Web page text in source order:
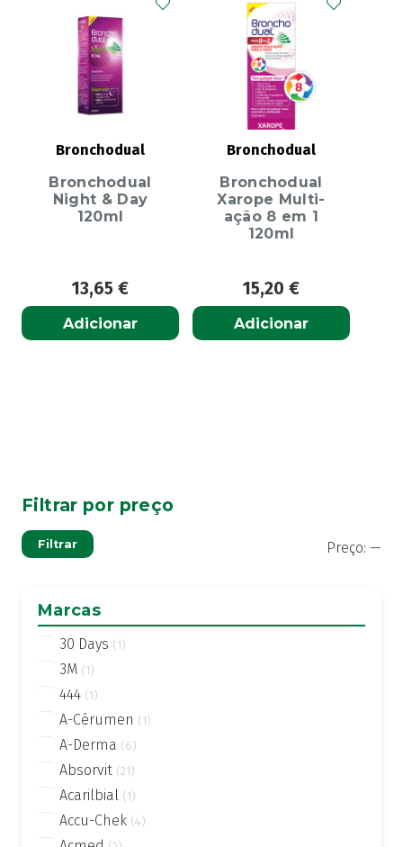
Bronchodual
Bronchodual
Night & Day
120ml
13,65 €
Adicionar
Bronchodual
Bronchodual
Xarope Multi-
ação 8 em 1
120ml
15,20 €
Adicionar
Filtrar por preço
Filtrar Preço: —
Marcas
30 Days (1)
3M (1)
444 (1)
A-Cérumen (1)
A-Derma (6)
Absorvit (21)
Acarilbial (1)
Accu-Chek (4)